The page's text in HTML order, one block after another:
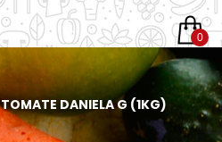
0
TOMATE DANIELA G (1KG)